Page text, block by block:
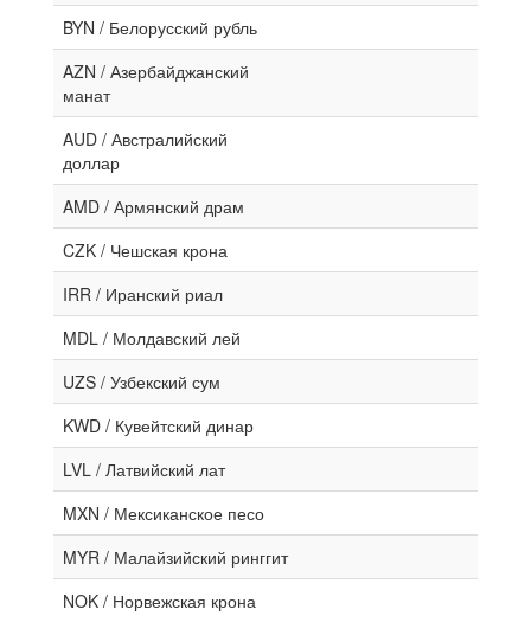
BYN / Белорусский рубль
AZN / Азербайджанский
манат
AUD / Австралийский
доллар
AMD / Армянский драм
CZK / Чешская крона
IRR / Иранский риал
MDL / Молдавский лей
UZS / Узбекский сум
KWD / Кувейтский динар
LVL / Латвийский лат
MXN / Мексиканское песо
MYR / Малайзийский ринггит
NOK / Норвежская крона